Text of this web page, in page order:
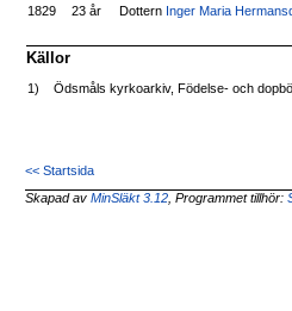
1829
23 år Dottern Inger Maria
Källor
1) Ödsmåls kyrkoarkiv, Födelse- och
<< Startsida
Skapad avMinSläkt 3.12 , Programmet tillhör: